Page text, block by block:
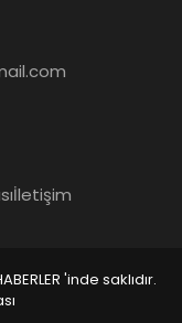
İletişim
'inde saklıdır.